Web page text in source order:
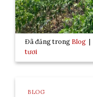
Đã đăng trong Blog |
tươi
BLOG